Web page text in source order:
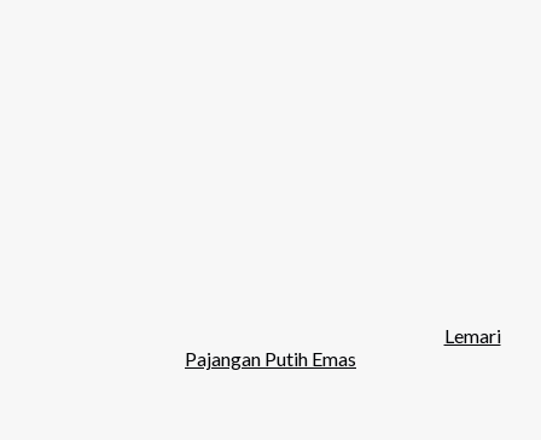
Lemari
Pajangan Putih Emas